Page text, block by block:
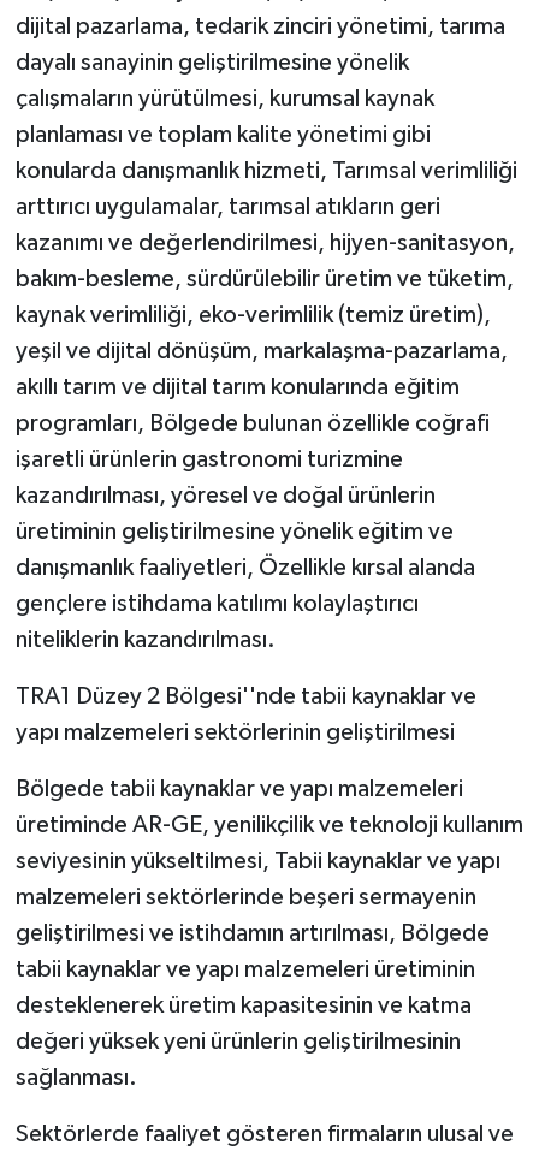
dijital pazarlama, tedarik zinciri yönetimi, tarıma
dayalı sanayinin geliştirilmesine yönelik
çalışmaların yürütülmesi, kurumsal kaynak
planlaması ve toplam kalite yönetimi gibi
konularda danışmanlık hizmeti, Tarımsal verimliliği
arttırıcı uygulamalar, tarımsal atıkların geri
kazanımı ve değerlendirilmesi, hijyen-sanitasyon,
bakım-besleme, sürdürülebilir üretim ve tüketim,
kaynak verimliliği, eko-verimlilik (temiz üretim),
yeşil ve dijital dönüşüm, markalaşma-pazarlama,
akıllı tarım ve dijital tarım konularında eğitim
programları, Bölgede bulunan özellikle coğrafi
işaretli ürünlerin gastronomi turizmine
kazandırılması, yöresel ve doğal ürünlerin
üretiminin geliştirilmesine yönelik eğitim ve
danışmanlık faaliyetleri, Özellikle kırsal alanda
gençlere istihdama katılımı kolaylaştırıcı
niteliklerin kazandırılması.
TRA1 Düzey 2 Bölgesi''nde tabii kaynaklar ve
yapı malzemeleri sektörlerinin geliştirilmesi
Bölgede tabii kaynaklar ve yapı malzemeleri
üretiminde AR-GE, yenilikçilik ve teknoloji kullanım
seviyesinin yükseltilmesi, Tabii kaynaklar ve yapı
malzemeleri sektörlerinde beşeri sermayenin
geliştirilmesi ve istihdamın artırılması, Bölgede
tabii kaynaklar ve yapı malzemeleri üretiminin
desteklenerek üretim kapasitesinin ve katma
değeri yüksek yeni ürünlerin geliştirilmesinin
sağlanması.
Sektörlerde faaliyet gösteren firmaların ulusal ve